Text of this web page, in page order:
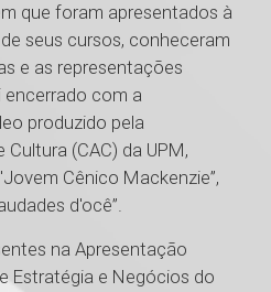
que foram apresentados à
seus cursos, conheceram
e as representações
com a
produzido pela
(CAC) da UPM,
Cênico Mackenzie”,
d'ocê”.
na Apresentação
Estratégia e Negócios do